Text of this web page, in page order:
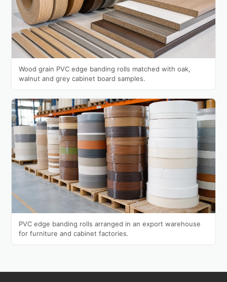
Wood grain PVC edge banding rolls matched with oak,
walnut and grey cabinet board samples.
PVC edge banding rolls arranged in an export warehouse
for furniture and cabinet factories.